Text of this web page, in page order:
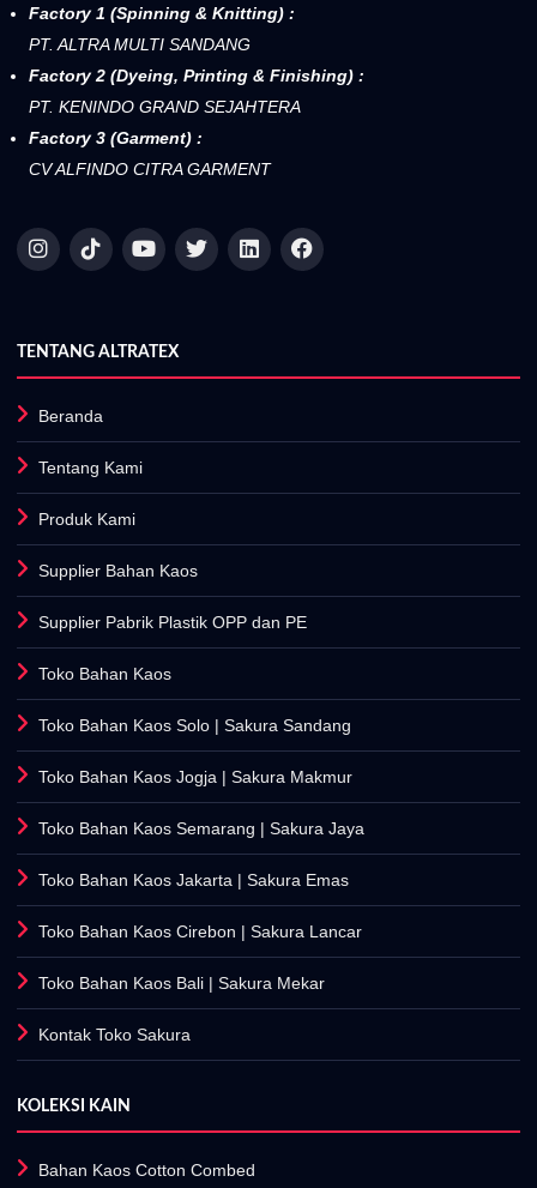
Factory 1 (Spinning & Knitting) :
PT. ALTRA MULTI SANDANG
Factory 2 (Dyeing, Printing & Finishing) :
PT. KENINDO GRAND SEJAHTERA
Factory 3 (Garment) :
CV ALFINDO CITRA GARMENT
TENTANG ALTRATEX
Beranda
Tentang Kami
Produk Kami
Supplier Bahan Kaos
Supplier Pabrik Plastik OPP dan PE
Toko Bahan Kaos
Toko Bahan Kaos Solo | Sakura Sandang
Toko Bahan Kaos Jogja | Sakura Makmur
Toko Bahan Kaos Semarang | Sakura Jaya
Toko Bahan Kaos Jakarta | Sakura Emas
Toko Bahan Kaos Cirebon | Sakura Lancar
Toko Bahan Kaos Bali | Sakura Mekar
Kontak Toko Sakura
KOLEKSI KAIN
Bahan Kaos Cotton Combed